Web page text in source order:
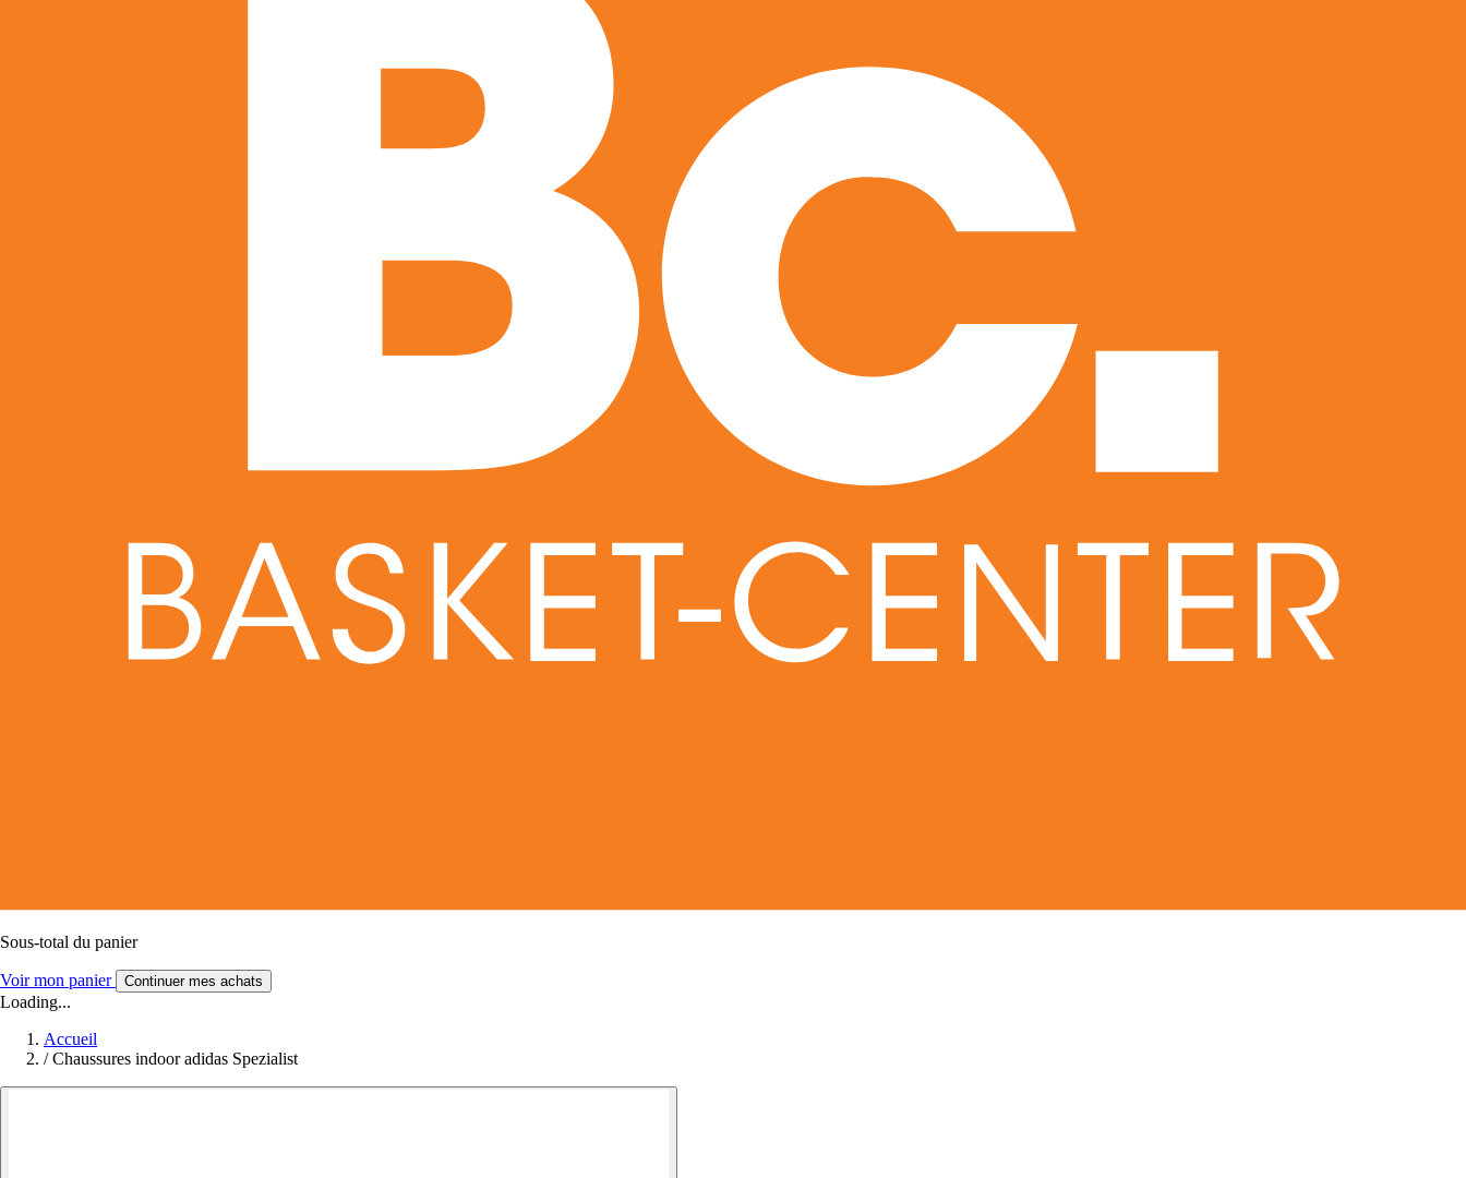
Sous-total du panier
Voir mon panier Continuer mes achats
Loading...
Accueil
/ Chaussures indoor adidas Spezialist